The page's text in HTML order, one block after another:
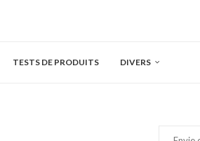
TESTS DE PRODUITS DIVERS